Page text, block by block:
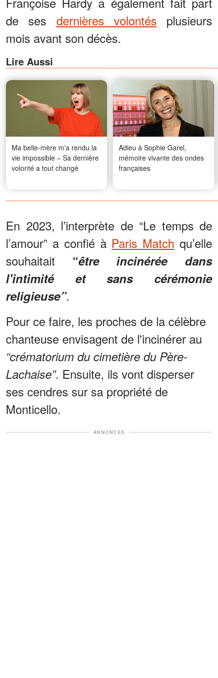
de ses dernières volontés plusieurs
mois avant son décès.
Lire Aussi
Ma belle-mère m'a rendu la
vie impossible – Sa dernière
volonté a tout changé
Adieu à Sophie Garel,
mémoire vivante des ondes
françaises
En 2023, l’interprète de “Le temps de
l’amour” a confié à Paris Match qu’elle
souhaitait “être incinérée dans
l'intimité et sans cérémonie
religieuse”.
Pour ce faire, les proches de la célèbre
chanteuse envisagent de l'incinérer au
“crématorium du cimetière du Père-
Lachaise”. Ensuite, ils vont disperser
ses cendres sur sa propriété de
Monticello.
ANNONCES